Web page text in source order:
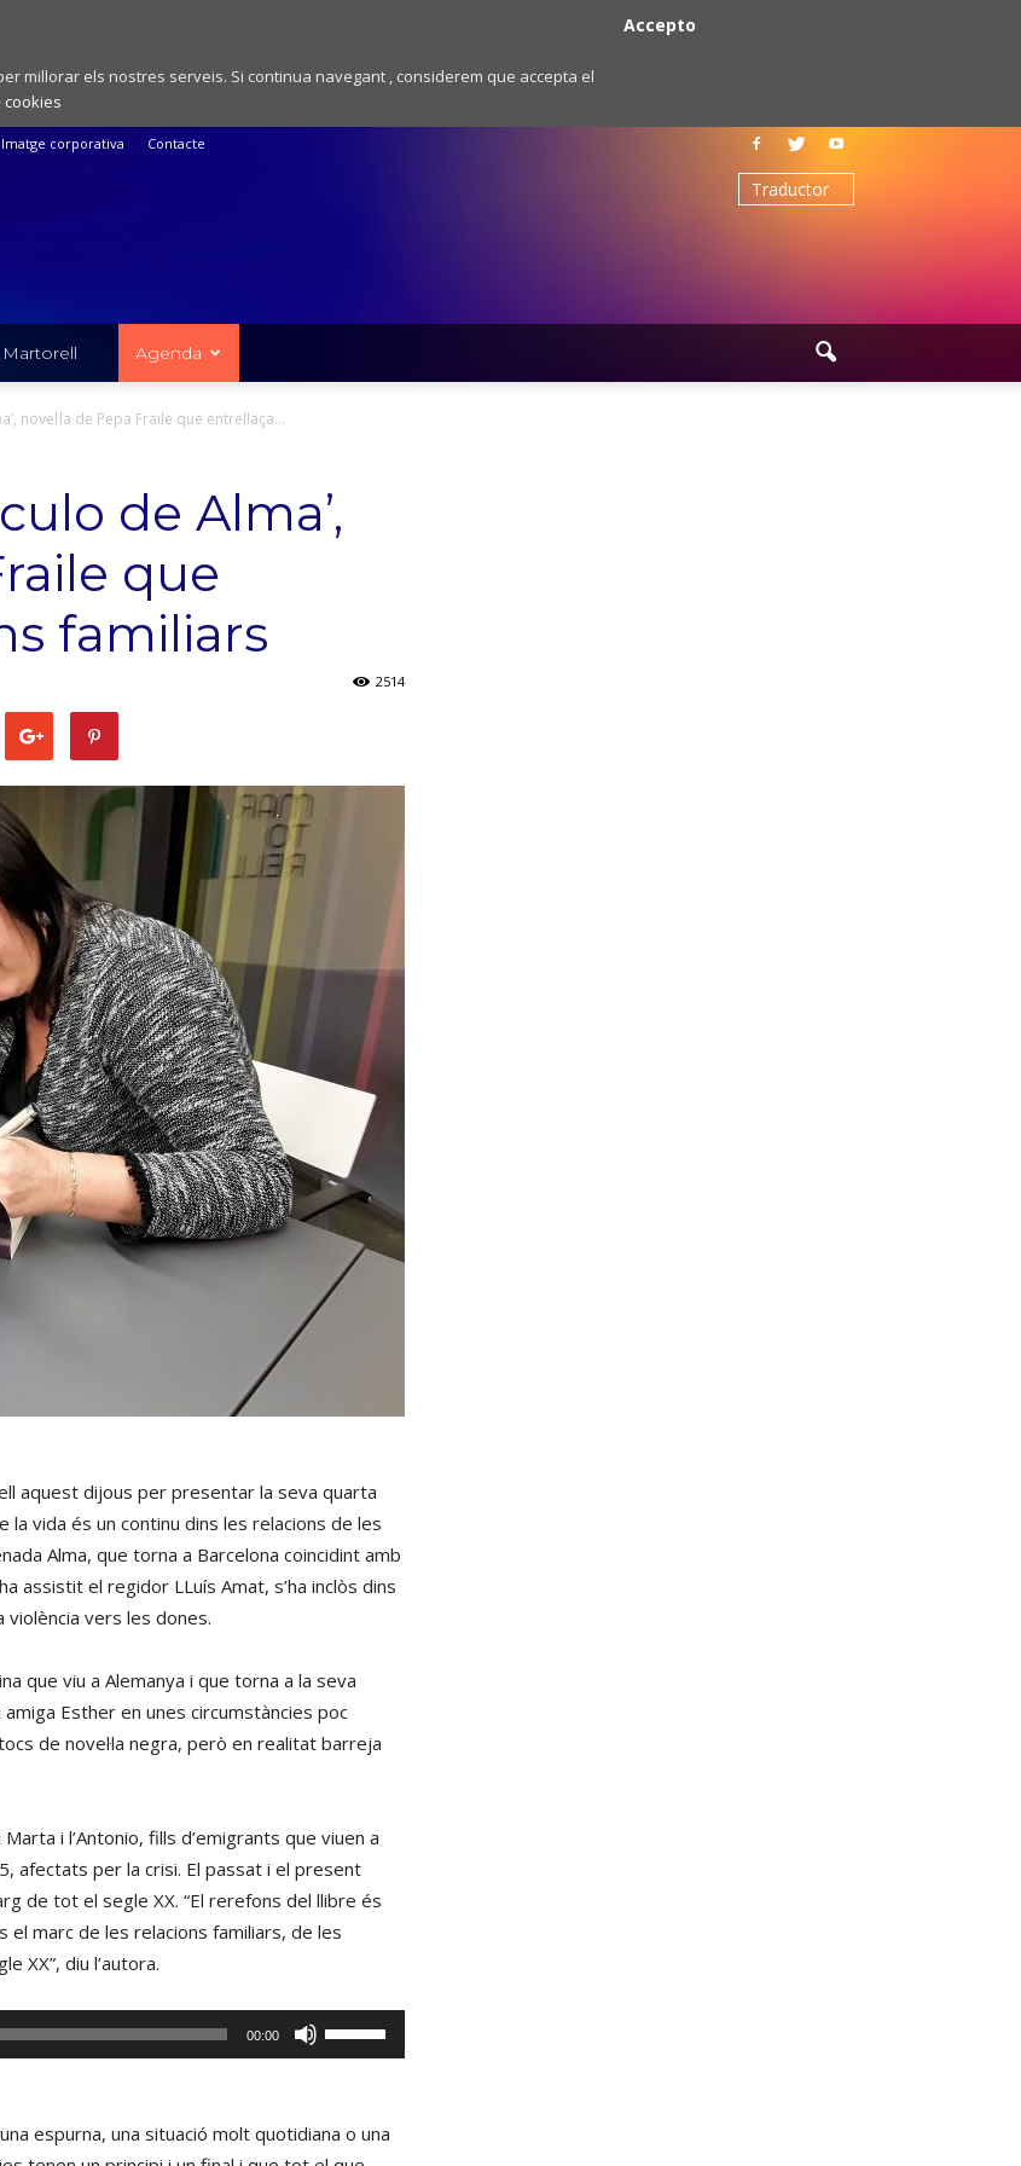
millorar els nostres serveis. Si continua navegant , considerem que accepta el
cookies
Accepto
Imatge corporativa Contacte
Agenda
novel·la de Pepa Fraile que entrellaça...
de Alma’,
que
familiars
2514
aquest dijous per presentar la seva quarta
la vida és un continu dins les relacions de les
Alma, que torna a Barcelona coincidint amb
assistit el regidor LLuís Amat, s’ha inclòs dins
violència vers les dones.
que viu a Alemanya i que torna a la seva
Esther en unes circumstàncies poc
de novel·la negra, però en realitat barreja
i l’Antonio, fills d’emigrants que viuen a
afectats per la crisi. El passat i el present
de tot el segle XX. “El rerefons del llibre és
el marc de les relacions familiars, de les
XX”, diu l’autora.
00:00
servir
espurna, una situació molt quotidiana o una